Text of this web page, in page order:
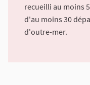
recueilli au moins
d'au moins 30
d'outre-mer.